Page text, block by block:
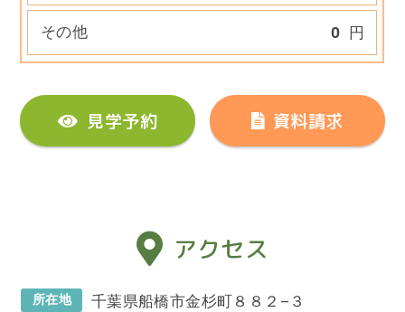
その他 0 円
見学予約 資料請求
アクセス
所在地 千葉県船橋市金杉町８８２−３